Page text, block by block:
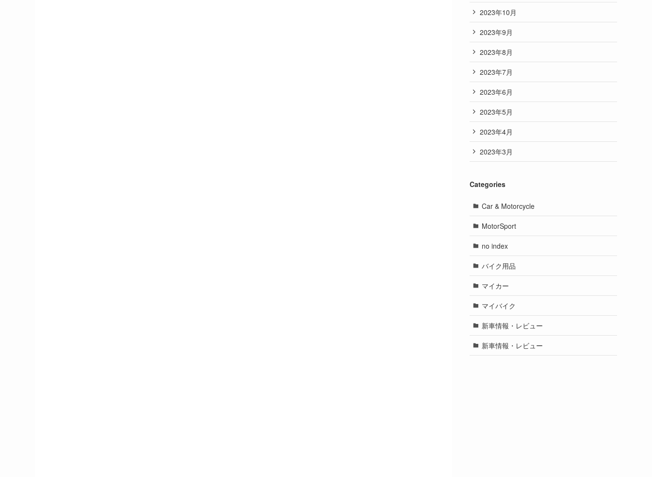
2023年10月
2023年9月
2023年8月
2023年7月
2023年6月
2023年5月
2023年4月
2023年3月
Categories
Car & Motorcycle
MotorSport
no index
バイク用品
マイカー
マイバイク
新車情報・レビュー
新車情報・レビュー